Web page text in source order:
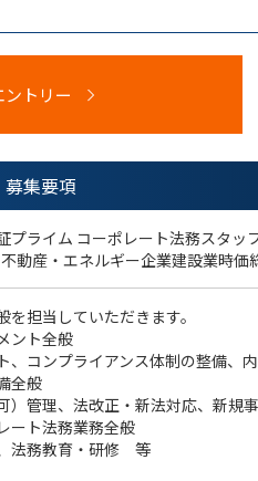
ントリー
募集要項
プライム コーポレート法務スタ
動産・エネルギー企業建設業時価
担当していただきます。
ント全般
、コンプライアンス体制の整備、
全般
）管理、法改正・新法対応、新規
ート法務業務全般
法務教育・研修 等